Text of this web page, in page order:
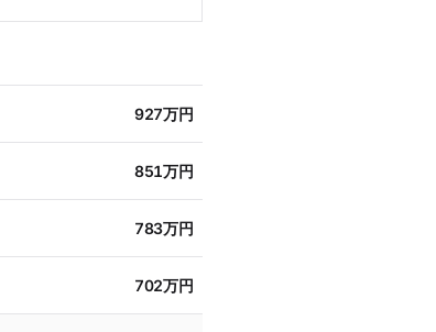
927万円
851万円
783万円
702万円